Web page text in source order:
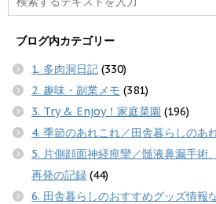
ブログ内カテゴリー
1. 多肉洞日記 (330)
2. 趣味・副業メモ (381)
3. Try & Enjoy！家庭菜園 (196)
4. 季節のあれこれ／田舎暮らしのあ
5. 片側顔面神経痙攣／髄液鼻漏手術
再発の記録 (44)
6. 田舎暮らしのおすすめグッズ情報